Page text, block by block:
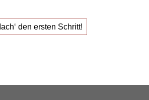
den ersten Schritt!